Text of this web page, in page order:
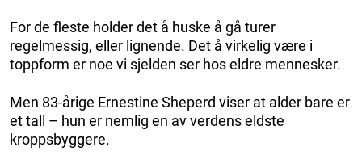
For de fleste holder det å huske å gå turer
regelmessig, eller lignende. Det å virkelig være i
toppform er noe vi sjelden ser hos eldre mennesker.
Men 83-årige Ernestine Sheperd viser at alder bare er
et tall – hun er nemlig en av verdens eldste
kroppsbyggere.